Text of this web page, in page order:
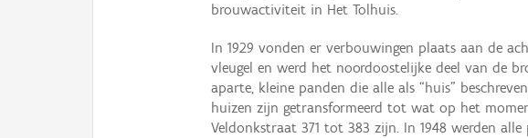
brouwactiviteit in Het Tolhuis.
In 1929 vonden er verbouwingen plaats aan de
vleugel en werd het noordoostelijke deel van de
aparte, kleine panden die alle als “huis"
huizen zijn getransformeerd tot wat op het
Veldonkstraat 371 tot 383 zijn. In 1948 werden alle